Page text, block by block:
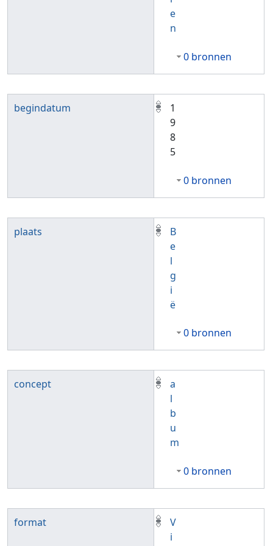
e
n
0 bronnen
begindatum
1
9
8
5
0 bronnen
plaats
B
e
l
g
i
ë
0 bronnen
concept
a
l
b
u
m
0 bronnen
format
V
i